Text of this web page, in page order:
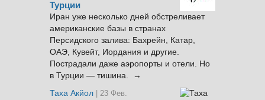
Турции
Иран уже несколько дней обстреливает
американские базы в странах
Персидского залива: Бахрейн, Катар,
ОАЭ, Кувейт, Иордания и другие.
Пострадали даже аэропорты и отели. Но
в Турции — тишина. →
Таха Акйол | 23 Фев.